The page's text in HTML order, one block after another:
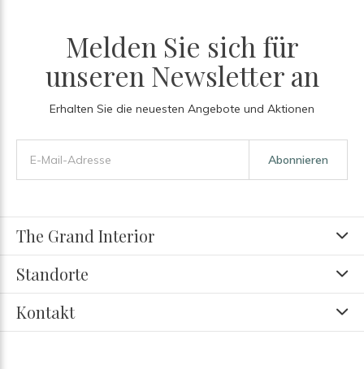
Melden Sie sich für
unseren Newsletter an
Erhalten Sie die neuesten Angebote und Aktionen
Abonnieren
The Grand Interior
Standorte
Kontakt